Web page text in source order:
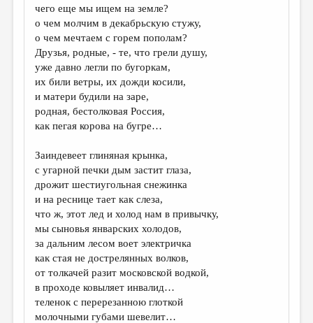
КНИЖНАЯ ПОЛКА
ОБЗОР ЛИТЕРАТУРЫ
СТРАНИЦЫ ПАМЯТИ
ОБЪЯВЛЕНИЯ
ОТ РЕДАКЦИИ
МАЛАЯ ПРОЗА
ЭССЕИСТИКА
ЛИТЕРАТУРОВЕДЕНИЕ
КУЛЬТУРОВЕДЕНИЕ
ПУБЛИЦИСТИКА
РЕЦЕНЗИРОВАНИЕ
чего еще мы ищем на земле?
о чем молчим в декабрьскую стужу,
о чем мечтаем с горем пополам?
Друзья, родные, - те, что грели душу,
уже давно легли по бугоркам,
их били ветры, их дожди косили,
и матери будили на заре,
родная, бестолковая Россия,
как пегая корова на бугре…
Заиндевеет глиняная крынка,
с угарной печки дым застит глаза,
дрожит шестиугольная снежинка
и на реснице тает как слеза,
что ж, этот лед и холод нам в привычку,
мы сыновья январских холодов,
за дальним лесом воет электричка
как стая не дострелянных волков,
от толкачей разит московской водкой,
в проходе ковыляет инвалид…
теленок с перерезанною глоткой
молочными губами шевелит…